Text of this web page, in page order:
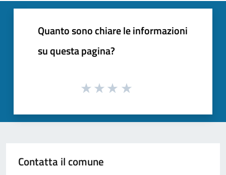
Quanto sono chiare le informazioni
su questa pagina?
Contatta il comune